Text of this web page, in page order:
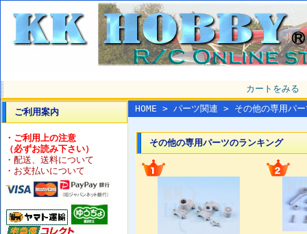
カートをみる
ご利用案内
・ご利用上の注意
（必ずお読み下さい）
・配送、送料について
・お支払いについて
HOME > パーツ関連 > その他の専用パー
その他の専用パーツのランキング